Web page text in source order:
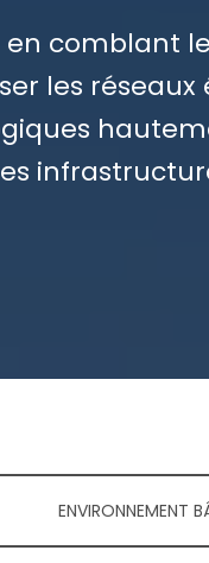
comblant
les
ENVIRONNEMENT